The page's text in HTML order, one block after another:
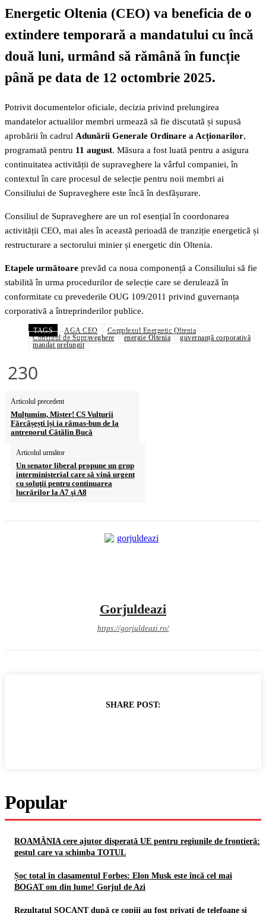
Energetic Oltenia (CEO) va beneficia de o
extindere temporară a mandatului cu încă
două luni, urmând să rămână în funcție
până pe data de 12 octombrie 2025.
Potrivit documentelor oficiale, decizia privind prelungirea
mandatelor actualilor membri urmează să fie discutată și supusă
aprobării în cadrul Adunării Generale Ordinare a Acționarilor,
programată pentru 11 august. Măsura a fost luată pentru a asigura
continuitatea activității de supraveghere la vârful companiei, în
contextul în care procesul de selecție pentru noii membri ai
Consiliului de Supraveghere este încă în desfășurare.
Consiliul de Supraveghere are un rol esențial în coordonarea
activității CEO, mai ales în această perioadă de tranziție energetică și
restructurare a sectorului minier și energetic din Oltenia.
Etapele următoare prevăd ca noua componență a Consiliului să fie
stabilită în urma procedurilor de selecție care se derulează în
conformitate cu prevederile OUG 109/2011 privind guvernanța
corporativă a întreprinderilor publice.
TAGS AGA CEO
Complexul Energetic Oltenia
Consiliul de Supraveghere
energie Oltenia
guvernanță corporativă
mandat prelungit
230
Articolul precedent
Mulțumim, Mister! CS Vulturii
Fărcășești își ia rămas-bun de la
antrenorul Cătălin Bucă
Articolul următor
Un senator liberal propune un grup
interministerial care să vină urgent
cu soluţii pentru continuarea
lucrărilor la A7 şi A8
Gorjuldeazi
https://gorjuldeazi.ro/
SHARE POST:
Popular
ROAMÂNIA cere ajutor disperată UE pentru regiunile de frontieră:
gestul care va schimba TOTUL
Șoc total în clasamentul Forbes: Elon Musk este încă cel mai
BOGAT om din lume! Gorjul de Azi
Rezultatul ȘOCANT după ce copiii au fost privați de telefoane și